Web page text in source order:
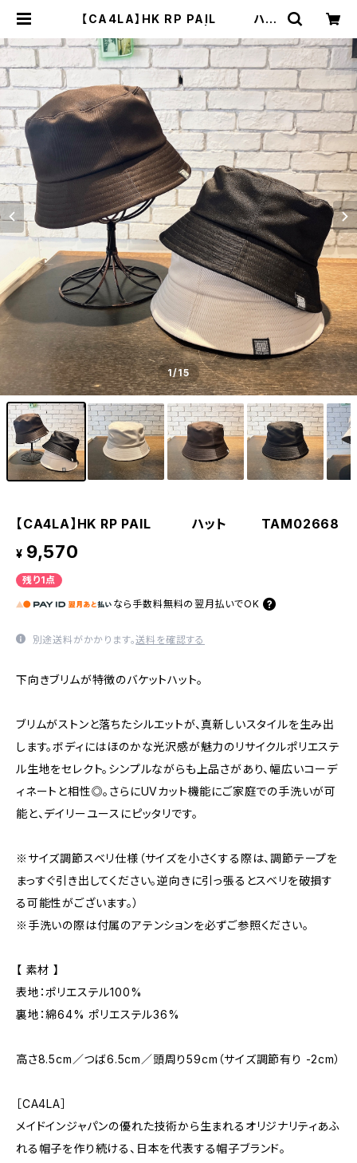
【CA4LA】HK RP PAIL ハッ
専門店SHAPPO（シャッポ）
1/15
【CA4LA】HK RP PAIL ハット TAM02668
¥ 9,570
残り1点
なら 手数料無料の 翌月払いでOK
別途送料がかかります。送料を確認する
下向きブリムが特徴のバケットハット。
ブリムがストンと落ちたシルエットが、真新しいスタイルを生み出
します。ボディにはほのかな光沢感が魅力のリサイクルポリエステ
ル生地をセレクト。シンプルながらも上品さがあり、幅広いコーデ
ィネートと相性◎。さらにUVカット機能にご家庭での手洗いが可
能と、デイリーユースにピッタリです。
※サイズ調節スベリ仕様（サイズを小さくする際は、調節テープを
まっすぐ引き出してください。逆向きに引っ張るとスベリを破損す
る可能性がございます。）
※手洗いの際は付属のアテンションを必ずご参照ください。
【 素材 】
表地：ポリエステル100%
裏地：綿64% ポリエステル36%
高さ8.5cm／つば6.5cm／頭周り59cm（サイズ調節有り -2cm）
［CA4LA］
メイドインジャパンの優れた技術から生まれるオリジナリティあふ
れる帽子を作り続ける、日本を代表する帽子ブランド。